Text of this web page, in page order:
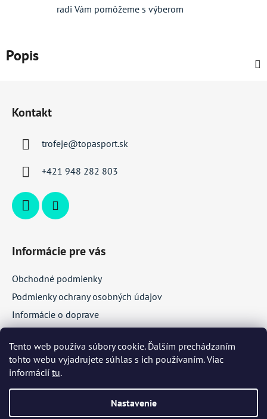
Tento web používa súbory cookie. Ďalším prechádzaním
tohto webu vyjadrujete súhlas s ich používaním. Viac
informácií tu.
Nastavenie
radi Vám pomôžeme s výberom
Popis
Kontakt
trofeje@topasport.sk
+421 948 282 803
Informácie pre vás
Obchodné podmienky
Podmienky ochrany osobných údajov
Informácie o doprave
Facebook